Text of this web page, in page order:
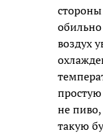
воздух
не пиво,
такую